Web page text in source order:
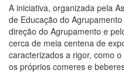
A iniciativa, organizada pela
de Educação do
direção do Agrupamento e
cerca de meia centena de
caracterizados a rigor, como
os próprios comeres e